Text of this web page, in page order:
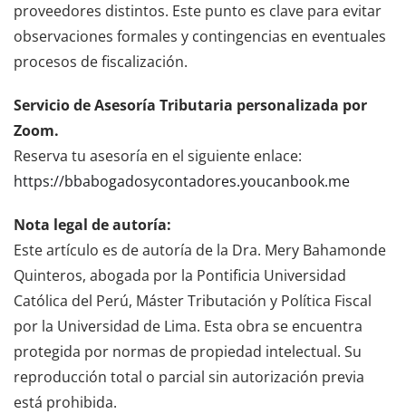
proveedores distintos. Este punto es clave para evitar
observaciones formales y contingencias en eventuales
procesos de fiscalización.
Servicio de Asesoría Tributaria personalizada por
Zoom.
Reserva tu asesoría en el siguiente enlace:
https://bbabogadosycontadores.youcanbook.me
Nota legal de autoría:
Este artículo es de autoría de la Dra. Mery Bahamonde
Quinteros, abogada por la Pontificia Universidad
Católica del Perú, Máster Tributación y Política Fiscal
por la Universidad de Lima. Esta obra se encuentra
protegida por normas de propiedad intelectual. Su
reproducción total o parcial sin autorización previa
está prohibida.